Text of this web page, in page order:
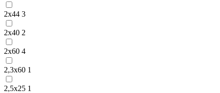
2х44 3
2х40 2
2х60 4
2,3х60 1
2,5х25 1